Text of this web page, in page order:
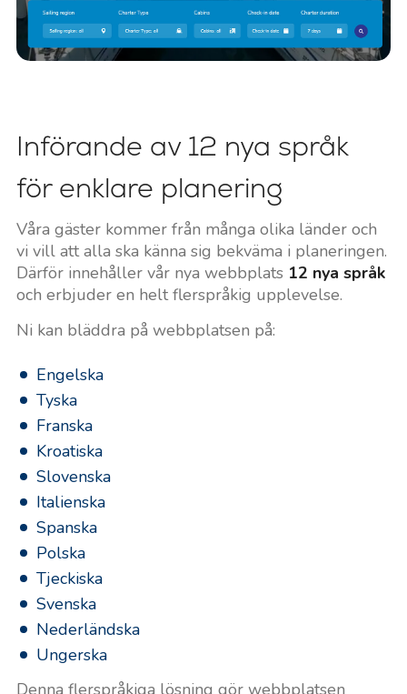
Införande av 12 nya språk
för enklare planering
Våra gäster kommer från många olika länder och
vi vill att alla ska känna sig bekväma i planeringen.
Därför innehåller vår nya webbplats 12 nya språk
och erbjuder en helt flerspråkig upplevelse.
Ni kan bläddra på webbplatsen på:
Engelska
Tyska
Franska
Kroatiska
Slovenska
Italienska
Spanska
Polska
Tjeckiska
Svenska
Nederländska
Ungerska
Denna flerspråkiga lösning gör webbplatsen